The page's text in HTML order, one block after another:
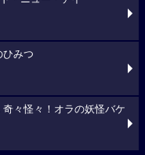
みつ
々怪々！オラの妖怪バケ